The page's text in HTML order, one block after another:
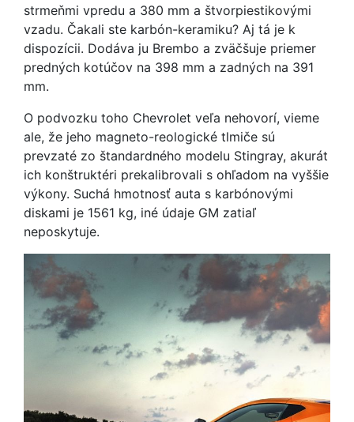
strmeňmi vpredu a 380 mm a štvorpiestikovými
vzadu. Čakali ste karbón-keramiku? Aj tá je k
dispozícii. Dodáva ju Brembo a zväčšuje priemer
predných kotúčov na 398 mm a zadných na 391
mm.
O podvozku toho Chevrolet veľa nehovorí, vieme
ale, že jeho magneto-reologické tlmiče sú
prevzaté zo štandardného modelu Stingray, akurát
ich konštruktéri prekalibrovali s ohľadom na vyššie
výkony. Suchá hmotnosť auta s karbónovými
diskami je 1561 kg, iné údaje GM zatiaľ
neposkytuje.